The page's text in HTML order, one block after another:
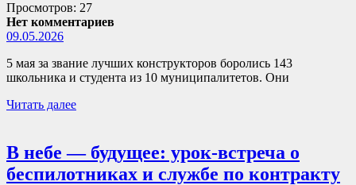
Просмотров: 27
Нет комментариев
09.05.2026
5 мая за звание лучших конструкторов боролись 143
школьника и студента из 10 муниципалитетов. Они
Читать далее
В небе — будущее: урок-встреча о
беспилотниках и службе по контракту